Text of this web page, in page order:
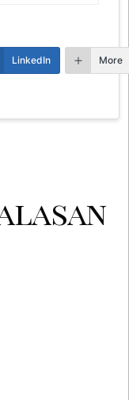
LinkedIn More